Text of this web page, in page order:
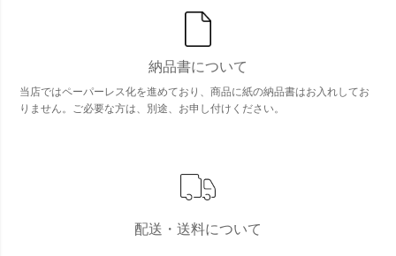
納品書について
当店ではペーパーレス化を進めており、商品に紙の納品書はお入れしてお
りません。ご必要な方は、別途、お申し付けください。
配送・送料について